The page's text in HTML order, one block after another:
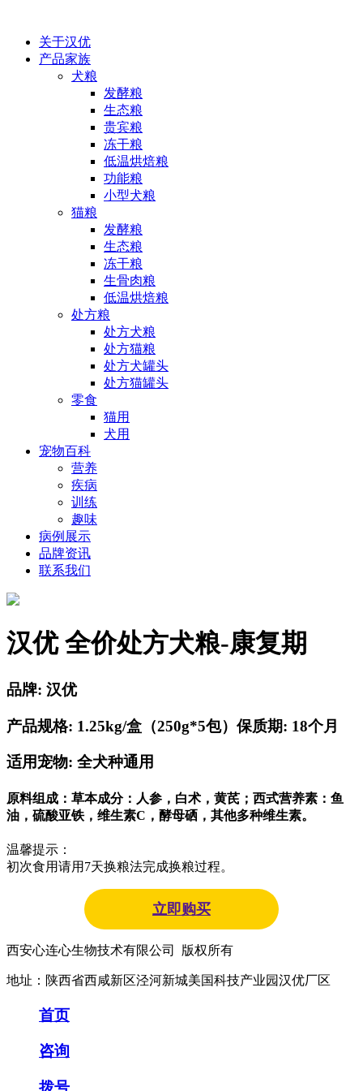
关于汉优
产品家族
犬粮
发酵粮
生态粮
贵宾粮
冻干粮
低温烘焙粮
功能粮
小型犬粮
猫粮
发酵粮
生态粮
冻干粮
生骨肉粮
低温烘焙粮
处方粮
处方犬粮
处方猫粮
处方犬罐头
处方猫罐头
零食
猫用
犬用
宠物百科
营养
疾病
训练
趣味
病例展示
品牌资讯
联系我们
汉优 全价处方犬粮-康复期
品牌: 汉优
产品规格: 1.25kg/盒（250g*5包） 保质期: 18个月
适用宠物: 全犬种通用
原料组成：草本成分：人参，白术，黄芪；西式营养素：鱼
油，硫酸亚铁，维生素C，酵母硒，其他多种维生素。
温馨提示：
初次食用请用7天换粮法完成换粮过程。
立即购买
西安心连心生物技术有限公司 版权所有
地址：陕西省西咸新区泾河新城美国科技产业园汉优厂区
首页
咨询
拨号